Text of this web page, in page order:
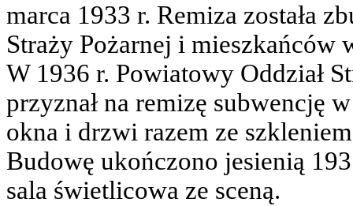
marca 1933 r. Remiza została
Straży Pożarnej i mieszkańców
W 1936 r. Powiatowy Oddział
przyznał na remizę subwencję
okna i drzwi razem ze
Budowę ukończono jesienią
sala świetlicowa ze sceną.